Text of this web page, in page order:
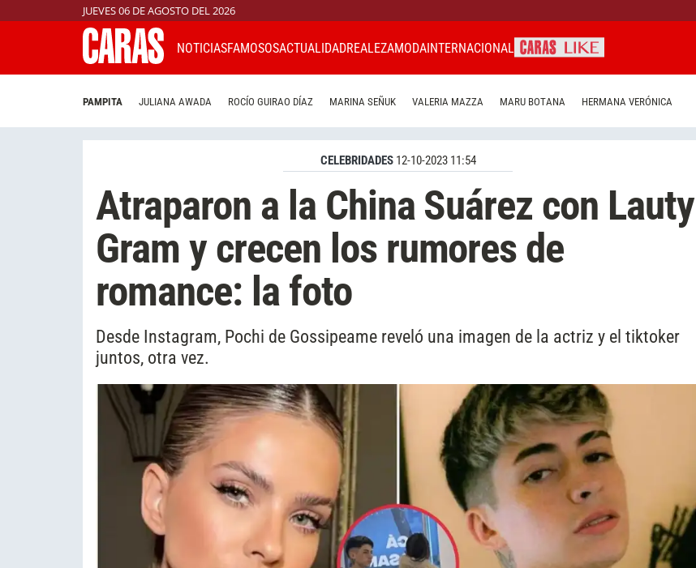
JUEVES 06 DE AGOSTO DEL 2026
NOTICIASFAMOSOSACTUALIDADREALEZAMODAINTERNACIONAL
PAMPITA JULIANA AWADA ROCÍO GUIRAO DÍAZ MARINA SEÑUK VALERIA MAZZA MARU BOTANA HERMANA VERÓNICA
CELEBRIDADES 12-10-2023 11:54
Atraparon a la China Suárez con Lauty
Gram y crecen los rumores de
romance: la foto
Desde Instagram, Pochi de Gossipeame reveló una imagen de la actriz y el tiktoker
juntos, otra vez.